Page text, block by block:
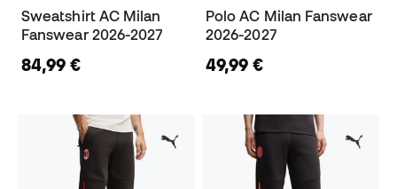
Sweatshirt AC Milan
Fanswear 2026-2027
84,99 €
Polo AC Milan Fanswear
2026-2027
49,99 €